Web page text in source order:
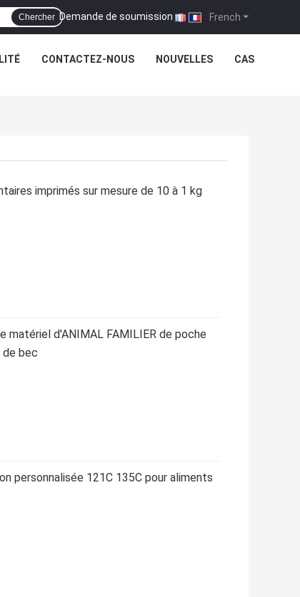
French
Demande de soumission |
Chercher
CONTACTEZ-NOUS NOUVELLES CAS
imprimés sur mesure de 10 à 1 kg
matériel d'ANIMAL FAMILIER de poche
de bec
personnalisée 121C 135C pour aliments